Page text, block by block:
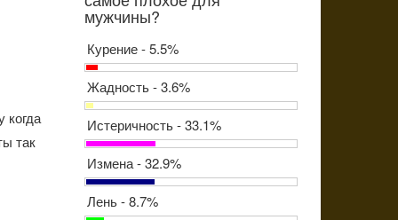
когда
так
мужчины?
Курение - 5.5%
Жадность - 3.6%
Истеричность - 33.1%
Измена - 32.9%
Лень - 8.7%